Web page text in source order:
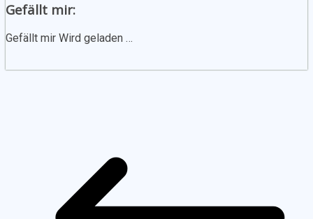
Gefällt mir:
Gefällt mir Wird geladen …